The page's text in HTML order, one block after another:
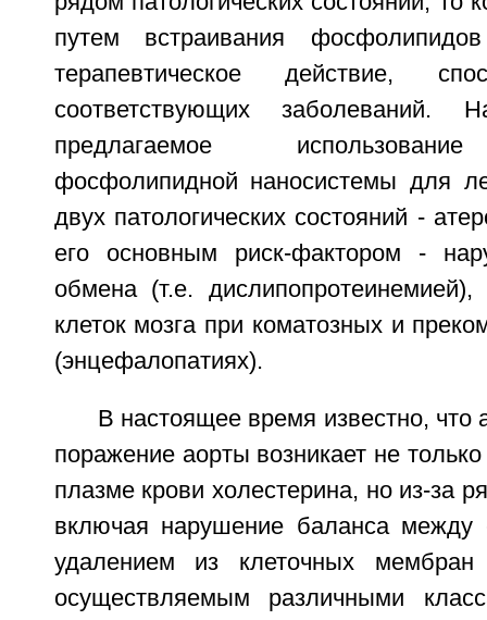
путем встраивания
терапевтическое действие,
соответствующих заболеваний.
предлагаемое
фосфолипидной наносистемы для
двух патологических состояний -
его основным риск-фактором -
обмена (т.е.
клеток мозга при коматозных и
(энцефалопатиях).
В настоящее время известно, что
поражение аорты возникает не
плазме крови холестерина, но из-за
включая нарушение баланса между
удалением из клеточных
осуществляемым различными